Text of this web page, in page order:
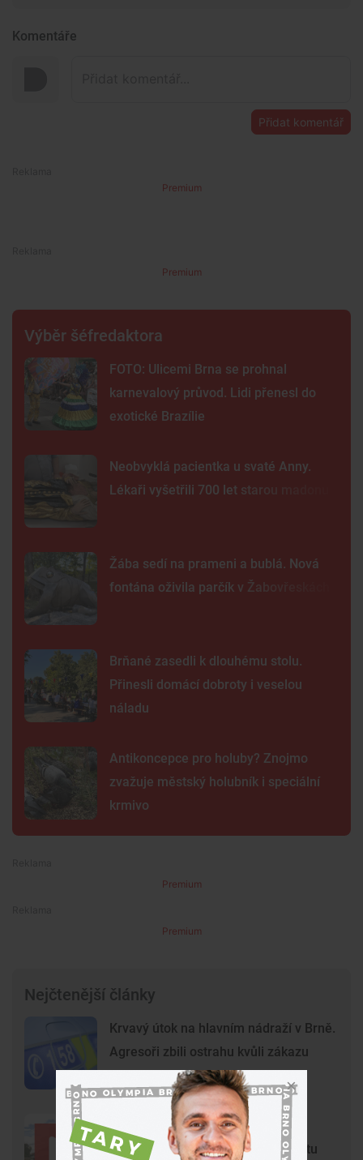
Komentáře
Přidat komentář
Premium
Premium
Výběr šéfredaktora
FOTO: Ulicemi Brna se prohnal
karnevalový průvod. Lidi přenesl do
exotické Brazílie
Neobvyklá pacientka u svaté Anny.
Lékaři vyšetřili 700 let starou madonu
Žába sedí na prameni a bublá. Nová
fontána oživila parčík v Žabovřeskách
Brňané zasedli k dlouhému stolu.
Přinesli domácí dobroty i veselou
náladu
Antikoncepce pro holuby? Znojmo
zvažuje městský holubník i speciální
krmivo
Premium
Premium
Nejčtenější články
Krvavý útok na hlavním nádraží v Brně.
Agresoři zbili ostrahu kvůli zákazu
kouření
Dědeček spěchal s vnučkou do
nemocnice. Policisté mu razili cestu